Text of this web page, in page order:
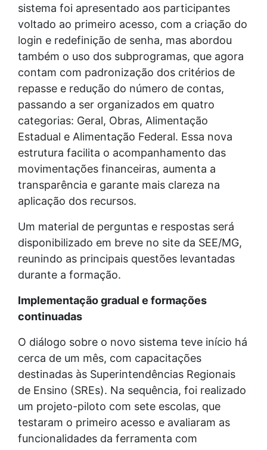
sistema foi apresentado aos participantes
voltado ao primeiro acesso, com a criação do
login e redefinição de senha, mas abordou
também o uso dos subprogramas, que agora
contam com padronização dos critérios de
repasse e redução do número de contas,
passando a ser organizados em quatro
categorias: Geral, Obras, Alimentação
Estadual e Alimentação Federal. Essa nova
estrutura facilita o acompanhamento das
movimentações financeiras, aumenta a
transparência e garante mais clareza na
aplicação dos recursos.
Um material de perguntas e respostas será
disponibilizado em breve no site da SEE/MG,
reunindo as principais questões levantadas
durante a formação.
Implementação gradual e formações
continuadas
O diálogo sobre o novo sistema teve início há
cerca de um mês, com capacitações
destinadas às Superintendências Regionais
de Ensino (SREs). Na sequência, foi realizado
um projeto-piloto com sete escolas, que
testaram o primeiro acesso e avaliaram as
funcionalidades da ferramenta com